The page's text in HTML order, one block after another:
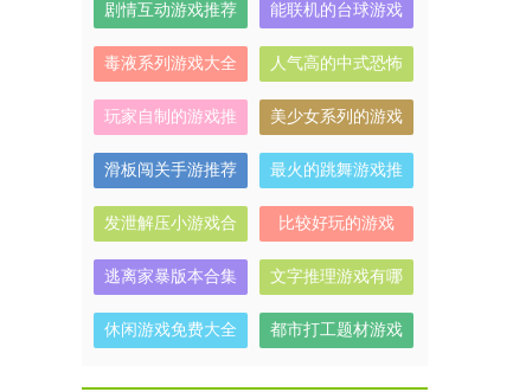
剧情互动游戏推荐 能联机的台球游戏
毒液系列游戏大全
人气高的中式恐怖
解谜游戏有哪些
玩家自制的游戏推
荐
美少女系列的游戏
有哪些
滑板闯关手游推荐
最火的跳舞游戏推
荐
发泄解压小游戏合
集
比较好玩的游戏
逃离家暴版本合集
文字推理游戏有哪
些
休闲游戏免费大全
都市打工题材游戏